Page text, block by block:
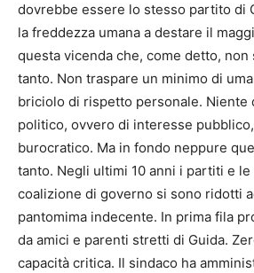
dovrebbe essere lo stesso partito di
la freddezza umana a destare il
questa vicenda che, come detto,
tanto. Non traspare un minimo di
briciolo di rispetto personale. Niente
politico, ovvero di interesse
burocratico. Ma in fondo neppure
tanto. Negli ultimi 10 anni i partiti e
coalizione di governo si sono ridotti
pantomima indecente. In prima fila
da amici e parenti stretti di Guida.
capacità critica. Il sindaco ha